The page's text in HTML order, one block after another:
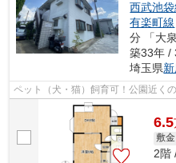
西武池袋
有楽町線
分 「大
築33年 /
埼玉県
ペット（犬・猫）飼育可！公園近く
6.5
敷金
2階